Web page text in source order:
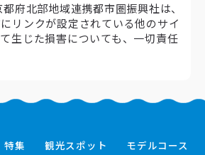
府北部地域連携都市圏振興社は、
リンクが設定されている他のサイ
生じた損害についても、一切責任
特集 観光スポット
モデルコース